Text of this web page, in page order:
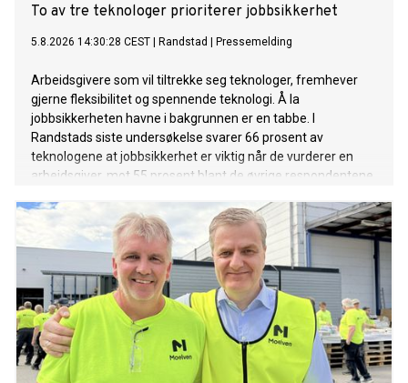
To av tre teknologer prioriterer jobbsikkerhet
5.8.2026 14:30:28 CEST Randstad Pressemelding
Arbeidsgivere som vil tiltrekke seg teknologer, fremhever
gjerne fleksibilitet og spennende teknologi. Å la
jobbsikkerheten havne i bakgrunnen er en tabbe. I
Randstads siste undersøkelse svarer 66 prosent av
teknologene at jobbsikkerhet er viktig når de vurderer en
arbeidsgiver, mot 55 prosent blant de øvrige respondentene.